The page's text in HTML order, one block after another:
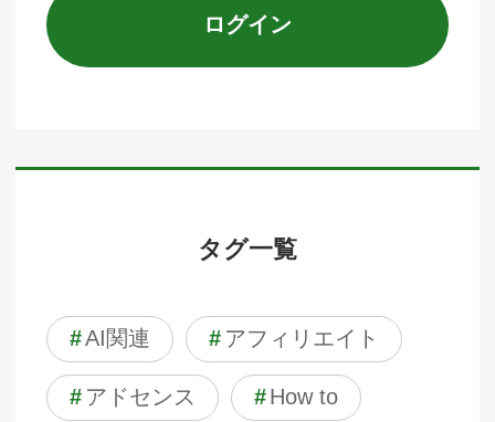
ログイン
タグ一覧
#AI関連 # アフィリエイト
# アドセンス #How to